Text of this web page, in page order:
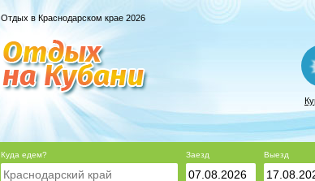
Отдых в Краснодарском крае 2026
Куда едем? Заезд Выезд